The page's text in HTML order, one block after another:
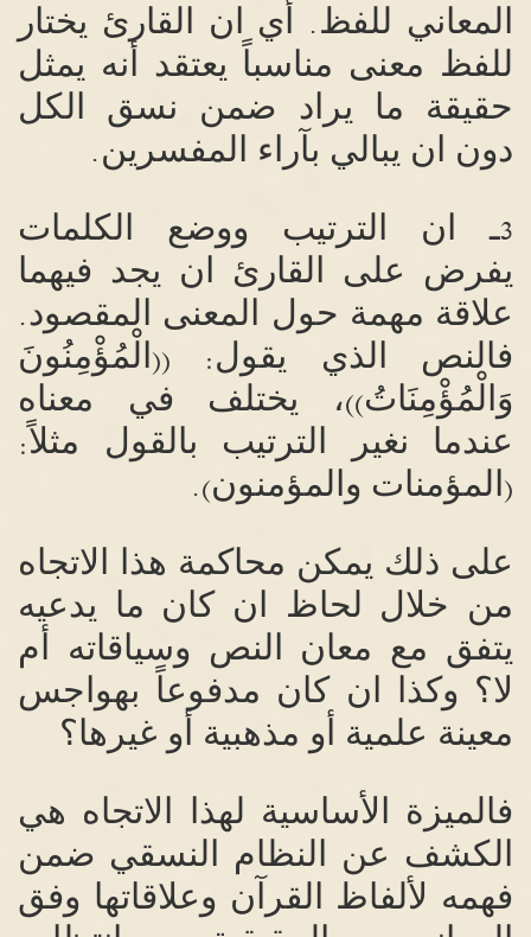
المعاني للفظ. أي ان القارئ يختار
للفظ معنى مناسباً يعتقد أنه يمثل
حقيقة ما يراد ضمن نسق الكل
دون ان يبالي بآراء المفسرين.
3ـ ان الترتيب ووضع الكلمات
يفرض على القارئ ان يجد فيهما
علاقة مهمة حول المعنى المقصود.
فالنص الذي يقول: ((الْمُؤْمِنُونَ
وَالْمُؤْمِنَاتُ))، يختلف في معناه
عندما نغير الترتيب بالقول مثلاً:
(المؤمنات والمؤمنون).
على ذلك يمكن محاكمة هذا الاتجاه
من خلال لحاظ ان كان ما يدعيه
يتفق مع معان النص وسياقاته أم
لا؟ وكذا ان كان مدفوعاً بهواجس
معينة علمية أو مذهبية أو غيرها؟
فالميزة الأساسية لهذا الاتجاه هي
الكشف عن النظام النسقي ضمن
فهمه لألفاظ القرآن وعلاقاتها وفق